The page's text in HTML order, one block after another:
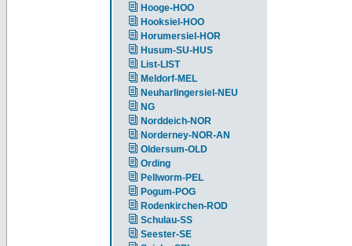
Hooge-HOO
Hooksiel-HOO
Horumersiel-HOR
Husum-SU-HUS
List-LIST
Meldorf-MEL
Neuharlingersiel-NEU
NG
Norddeich-NOR
Norderney-NOR-AN
Oldersum-OLD
Ording
Pellworm-PEL
Pogum-POG
Rodenkirchen-ROD
Schulau-SS
Seester-SE